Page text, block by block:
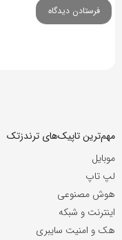
مهم‌ترین تاپیک‌های ترندزتک
موبایل
لپ تاپ
هوش مصنوعی
اینترنت و شبکه
هک و امنیت سایبری